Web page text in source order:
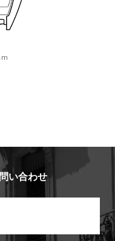
い合わせ